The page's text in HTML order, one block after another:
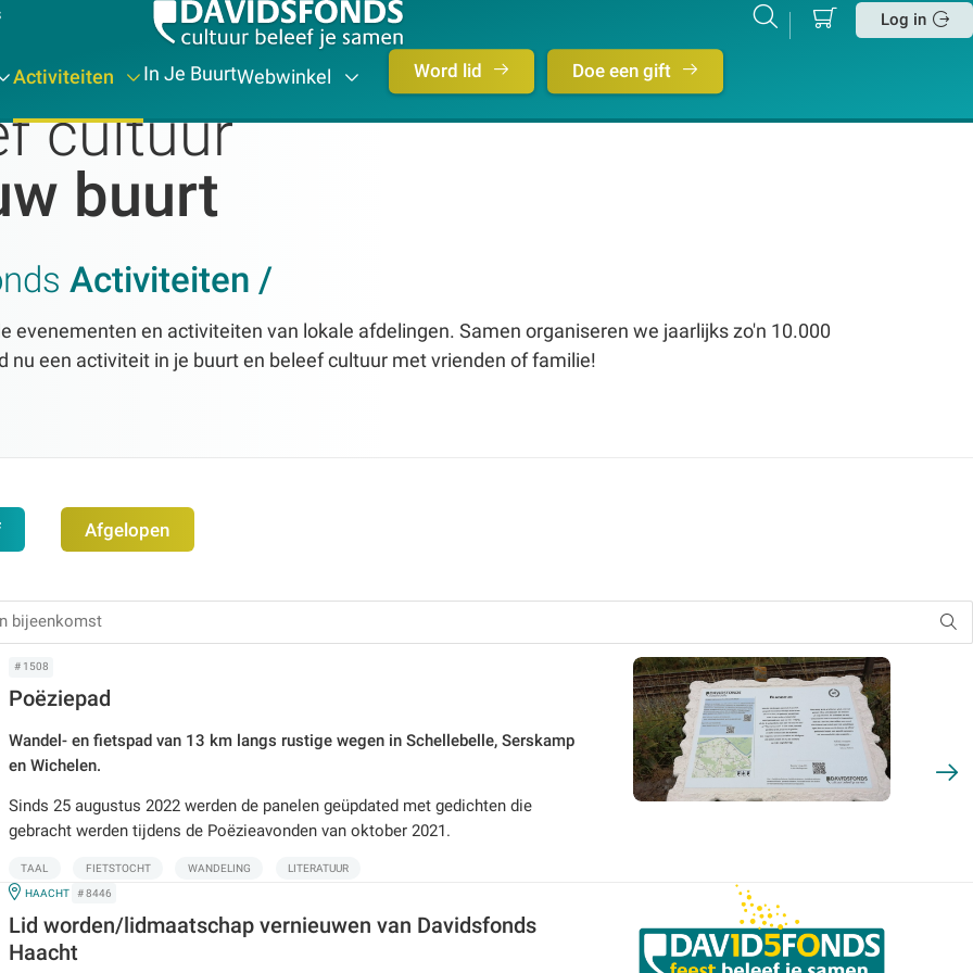
Zoeken
Mijn
winkelmand
BetalenLog in
Activiteiten In Je BuurtWebwinkel Word lid Doe een gift
cultuur
buurt
Activiteiten /
evenementen en activiteiten van lokale afdelingen. Samen organiseren we jaarlijks zo'n 10.000
nu een activiteit in je buurt en beleef cultuur met vrienden of familie!
Afgelopen
# 1508
Poëziepad
Wandel- en fietspad van 13 km langs rustige wegen in Schellebelle, Serskamp
en Wichelen.
Sinds 25 augustus 2022 werden de panelen geüpdated met gedichten die
gebracht werden tijdens de Poëzieavonden van oktober 2021.
TAAL FIETSTOCHT WANDELING LITERATUUR
IN
HAACHT # 8446
Lid worden/lidmaatschap vernieuwen van Davidsfonds
Haacht